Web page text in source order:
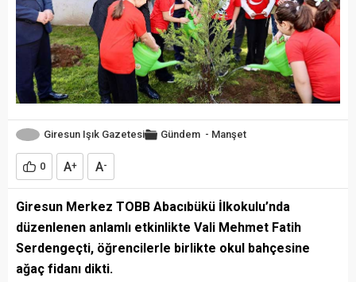
Giresun Işık Gazetesi Gündem - Manşet
0 A+ A-
Giresun Merkez TOBB Abacıbükü İlkokulu’nda
düzenlenen anlamlı etkinlikte Vali Mehmet Fatih
Serdengeçti, öğrencilerle birlikte okul bahçesine
ağaç fidanı dikti.